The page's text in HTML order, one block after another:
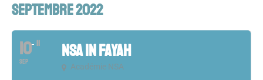
SEPTEMBRE 2022
10
SEP
11 NSA IN FAYAH
Académie NSA